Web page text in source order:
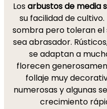
Losarbustos de media
su facilidad de
sombra pero toleran el
sea abrasador.
se adaptan a
florecen
follaje muy
numerosas y algunas
crecimiento